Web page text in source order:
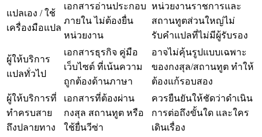
แปลเอง / ใช้
เครื่องมือแปล
เอกสารอ่านประกอบ
ภายใน ไม่ต้องยื่น
หน่วยงาน
หน่วยงานราชการและ
สถานทูตส่วนใหญ่ไม่
รับคำแปลที่ไม่มีผู้รับรอง
ผู้ให้บริการ
แปลทั่วไป
เอกสารธุรกิจ คู่มือ
เว็บไซต์ ที่เน้นความ
ถูกต้องด้านภาษา
อาจไม่คุ้นรูปแบบเฉพาะ
ของกงสุล/สถานทูต ทำให้
ต้องแก้รอบสอง
ผู้ให้บริการที่
ทำครบสาย
ถึงปลายทาง
เอกสารที่ต้องผ่าน
กงสุล สถานทูต หรือ
ใช้ยื่นวีซ่า
ควรยืนยันให้ชัดว่าดำเนิน
การต่อถึงขั้นใด และใคร
เดินเรื่อง